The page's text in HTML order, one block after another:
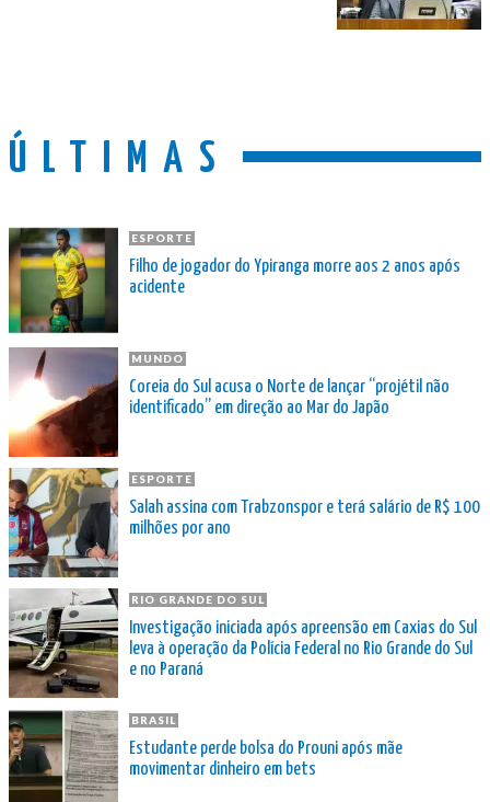
ÚLTIMAS
ESPORTE
Filho de jogador do Ypiranga morre aos 2 anos após
acidente
MUNDO
Coreia do Sul acusa o Norte de lançar “projétil não
identificado” em direção ao Mar do Japão
ESPORTE
Salah assina com Trabzonspor e terá salário de R$ 100
milhões por ano
RIO GRANDE DO SUL
Investigação iniciada após apreensão em Caxias do Sul
leva à operação da Polícia Federal no Rio Grande do Sul
e no Paraná
BRASIL
Estudante perde bolsa do Prouni após mãe
movimentar dinheiro em bets